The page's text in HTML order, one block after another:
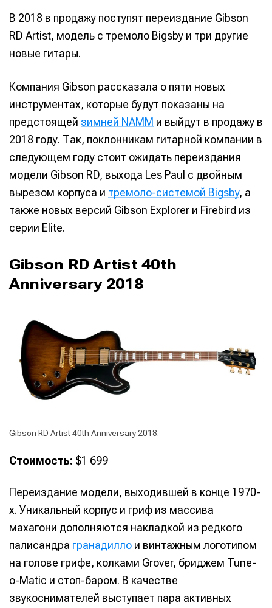
В 2018 в продажу поступят переиздание Gibson
RD Artist, модель с тремоло Bigsby и три другие
новые гитары.
Компания Gibson рассказала о пяти новых
инструментах, которые будут показаны на
предстоящей зимней NAMM и выйдут в продажу в
2018 году. Так, поклонникам гитарной компании в
следующем году стоит ожидать переиздания
модели Gibson RD, выхода Les Paul с двойным
вырезом корпуса и тремоло-системой Bigsby, а
также новых версий Gibson Explorer и Firebird из
серии Elite.
Gibson RD Artist 40th
Anniversary 2018
Gibson RD Artist 40th Anniversary 2018.
Стоимость: $1 699
Переиздание модели, выходившей в конце 1970-
х. Уникальный корпус и гриф из массива
махагони дополняются накладкой из редкого
палисандра гранадилло и винтажным логотипом
на голове грифе, колками Grover, бриджем Tune-
o-Matic и стоп-баром. В качестве
звукоснимателей выступает пара активных